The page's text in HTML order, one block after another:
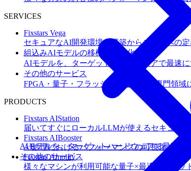
SERVICES
Fixstars Vega
セキュアなAI開発環境の構築からチームへの
組込みAIモデルの移植・高速化
AIモデルを、ターゲットハードウェアで最速に
その他のサービス
FPGA・量子・フラッシュメモリなど専門領域
PRODUCTS
Fixstars AIStation
届いてすぐにローカルLLMが使えるセキュア
Fixstars AIBooster
AI処理におけるパフォーマンスの可視化と改善
Fixstars Amplify
様々なマシンが利用可能な量子×最適化プラッ
AIモデルを、ターゲットハードウェアで最速に
その他のサービス